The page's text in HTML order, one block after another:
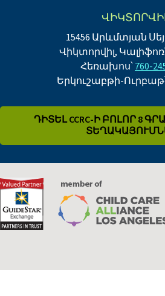
15456 Արևմտյան
Վիկտորվիլ,
Հեռախոս՝760-
Երկուշաբթի-Ուրբաթ՝
ԴԻՏԵԼ CCRC-Ի ԲՈԼՈՐ 8